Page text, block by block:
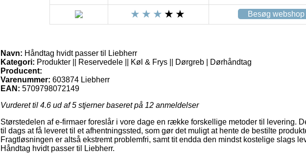
Besøg webshop
Navn: Håndtag hvidt passer til Liebherr
Kategori: Produkter || Reservedele || Køl & Frys || Dørgreb | Dørhåndtag
Producent:
Varenummer: 603874 Liebherr
EAN: 5709798072149
Vurderet til 4.6 ud af 5 stjerner baseret på 12 anmeldelser
Størstedelen af e-firmaer foreslår i vore dage en række forskellige metoder til levering.
til dags at få leveret til et afhentningssted, som gør det muligt at hente de bestilte
Fragtløsningen er altså ekstremt problemfri, samt tit endda den mindst kostelige slags
Håndtag hvidt passer til Liebherr.